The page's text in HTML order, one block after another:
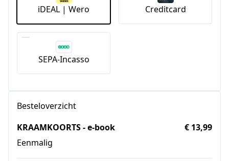
iDEAL | Wero Creditcard
SEPA-Incasso
Besteloverzicht
KRAAMKOORTS - e-book
Eenmalig
€ 13,99